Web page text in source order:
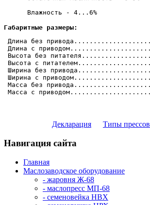
Влажность - 4...6%
Габаритные размеры:
Длина без
Длина с
Высота без
Высота c
Ширина без
Ширина с
Масса без
Масса с
Декларация Типы
Навигация сайта
Главная
Маслозаводское оборудование
- жаровня Ж-68
- маслопресс МП-68
- семеновейка НВХ